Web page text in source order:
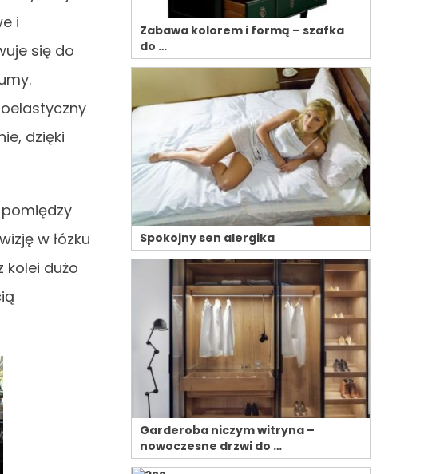
i
się do
dzięki
w łózku
kolei dużo
Zabawa kolorem i formą – szafka
do …
Spokojny sen alergika
Garderoba niczym witryna –
nowoczesne drzwi do …